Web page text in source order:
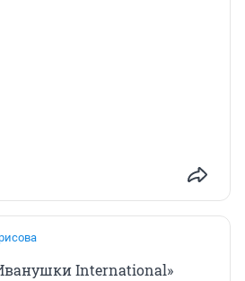
International»